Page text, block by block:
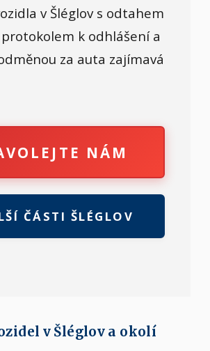
v Šléglov s odtahem
k odhlášení a
za auta zajímavá
NÁM
ČÁSTI ŠLÉGLOV
v Šléglov a okolí